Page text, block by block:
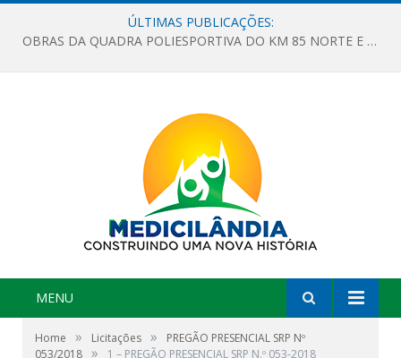
ÚLTIMAS PUBLICAÇÕES:
OBRAS DA QUADRA POLIESPORTIVA DO KM 85 NORTE E DA ESCOLA GASPAR VIANA AVANÇAM
MENU
Home » Licitações »
PREGÃO PRESENCIAL SRP Nº
053/2018 » 1 – PREGÃO PRESENCIAL SRP N.º 053-2018